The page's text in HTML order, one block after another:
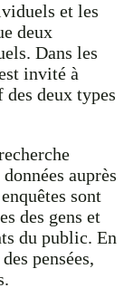
et les
deux
Dans les
invité à
deux types
auprès
sont
des gens et
du public. En
pensées,